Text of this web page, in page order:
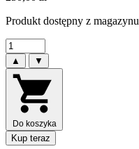
Produkt dostępny z magazynu
▲ ▼
Do koszyka
Kup teraz